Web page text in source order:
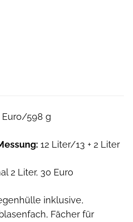
Euro/598 g
12 Liter/13 + 2 Liter
2 Liter, 30 Euro
inklusive,
Fächer für